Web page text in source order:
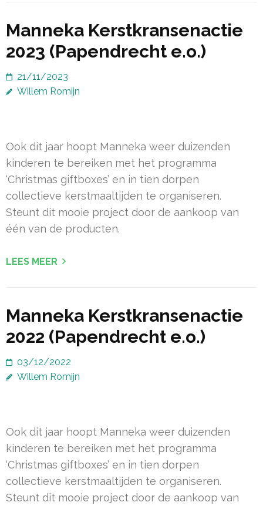
Manneka Kerstkransenactie
2023 (Papendrecht e.o.)
21/11/2023
Willem Romijn
Ook dit jaar hoopt Manneka weer duizenden
kinderen te bereiken met het programma
‘Christmas giftboxes’ en in tien dorpen
collectieve kerstmaaltijden te organiseren.
Steunt dit mooie project door de aankoop van
één van de producten.
LEES MEER
Manneka Kerstkransenactie
2022 (Papendrecht e.o.)
03/12/2022
Willem Romijn
Ook dit jaar hoopt Manneka weer duizenden
kinderen te bereiken met het programma
‘Christmas giftboxes’ en in tien dorpen
collectieve kerstmaaltijden te organiseren.
Steunt dit mooie project door de aankoop van